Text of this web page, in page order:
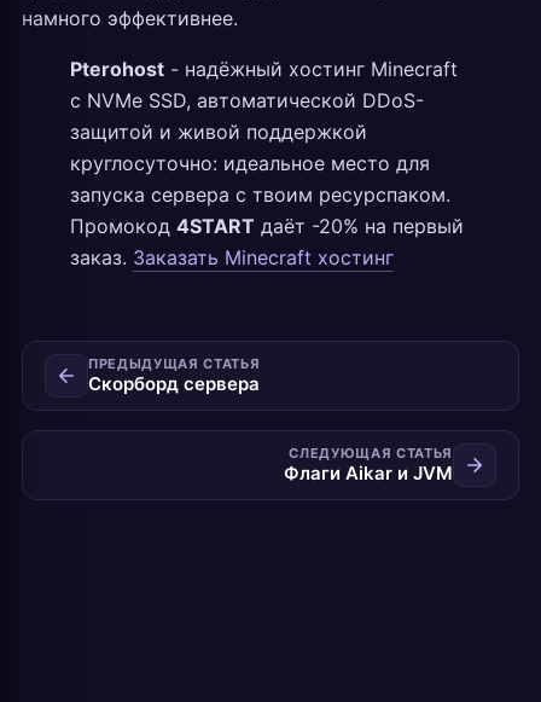
намного эффективнее.
Pterohost - надёжный хостинг Minecraft
с NVMe SSD, автоматической DDoS-
защитой и живой поддержкой
круглосуточно: идеальное место для
запуска сервера с твоим ресурспаком.
Промокод 4START даёт -20% на первый
заказ. Заказать Minecraft хостинг
ПРЕДЫДУЩАЯ СТАТЬЯ
Скорборд сервера
СЛЕДУЮЩАЯ СТАТЬЯ
Флаги Aikar и JVM